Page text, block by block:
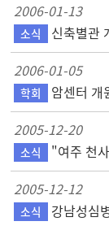
2006-01-13
소식 신축별관
2006-01-05
학회 암센터 개
2005-12-20
소식 "여주 천
2005-12-12
소식 강남성심